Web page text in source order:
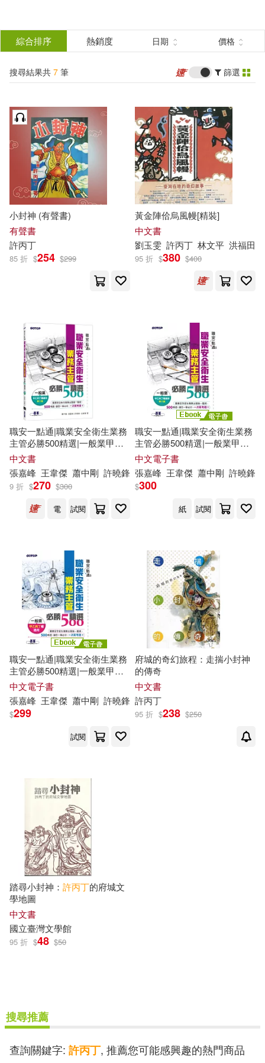
結
選
分類 (單選)
所有商品(7) 圖書(4)
電子書(2) 有聲書(1)
作者 (可複選)
張嘉峰(3) 王韋傑(3)
蕭中剛(3) 許丙丁(3)
國立臺灣文學館(1)
出版社 (可複選)
碁峰(3) 國立臺灣文學館(2)
台南市政府文化局(1)
(可複選)
可超商取貨(4) 可海外宅配(4)
可港澳店取(3)
可新加坡店取(3)
可菲律賓店取(3)
適合平板閱讀(2)
其他 (可複選)
現在可購買商品(5)
作者/演唱/譯/編/繪(3)
價格
綜合排序 熱銷度 日期 價格
搜尋結果共 7 筆 篩選
小封神 (有聲書)
有聲書
許丙丁
85 折 $254 $299
黃金陣佮烏風幔[精裝]
中文書
劉玉雯 許丙丁 林文平 洪福田
95 折 $380 $400
職安一點通|職業安全衛生業務
主管必勝500精選|一般業甲乙
丙丁種適用(第二版)
中文書
張嘉峰 王韋傑 蕭中剛 許曉鋒
9 折 $270 $300
電
試閱
職安一點通|職業安全衛生業務
主管必勝500精選|一般業甲乙
丙丁種適用(第二版) (電子書)
中文電子書
張嘉峰 王韋傑 蕭中剛 許曉鋒
$300
紙 試閱
職安一點通|職業安全衛生業務
主管必勝500精選|一般業甲乙
丙丁種適用 (電子書)
中文電子書
張嘉峰 王韋傑 蕭中剛 許曉鋒
$299
試閱
府城的奇幻旅程：走揣小封神
的傳奇
中文書
許丙丁
95 折 $238 $250
踏尋小封神： 許丙丁的府城文
學地圖
中文書
國立臺灣文學館
95 折 $48 $50
搜尋推薦
查詢關鍵字: 許丙丁, 推薦您可能感興趣的熱門商品